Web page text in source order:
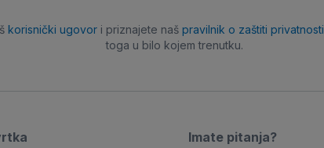
korisnički ugovor i priznajete naš pravilnik o zaštiti privatnosti
toga u bilo kojem trenutku.
Imate pitanja?